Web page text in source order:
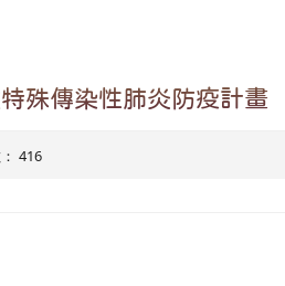
殊傳染性肺炎防疫計畫
416